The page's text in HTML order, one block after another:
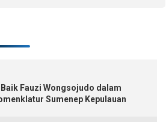
Fauzi Wongsojudo dalam
Sumenep Kepulauan